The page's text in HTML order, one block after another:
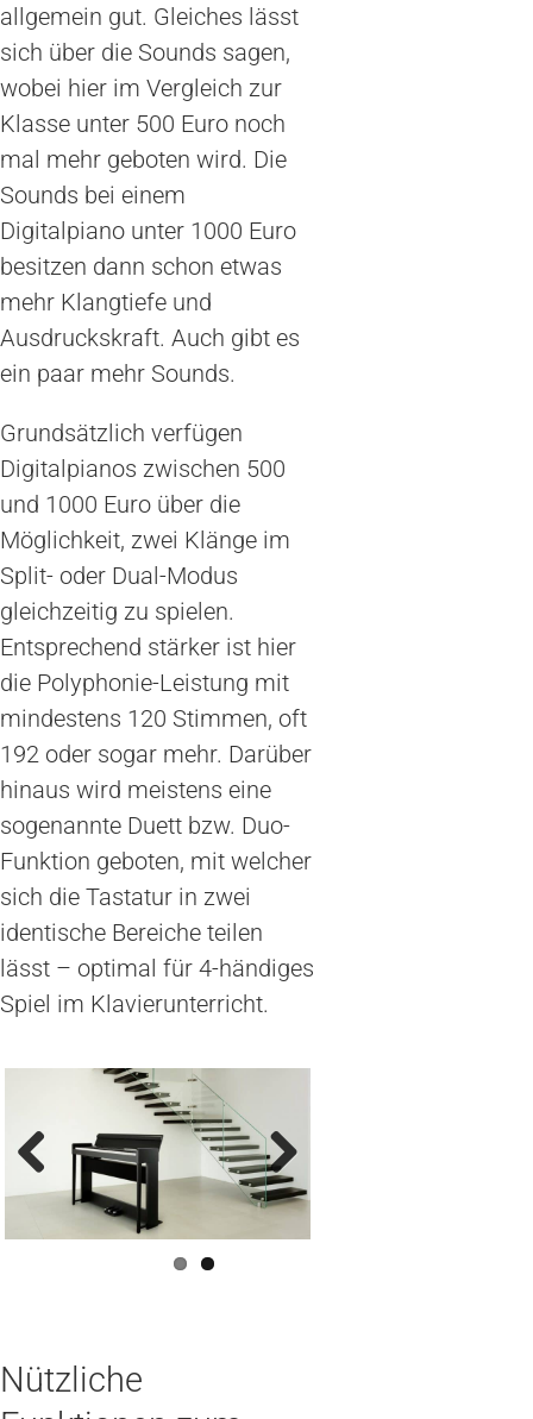
allgemein gut. Gleiches lässt
sich über die Sounds sagen,
wobei hier im Vergleich zur
Klasse unter 500 Euro noch
mal mehr geboten wird. Die
Sounds bei einem
Digitalpiano unter 1000 Euro
besitzen dann schon etwas
mehr Klangtiefe und
Ausdruckskraft. Auch gibt es
ein paar mehr Sounds.
Grundsätzlich verfügen
Digitalpianos zwischen 500
und 1000 Euro über die
Möglichkeit, zwei Klänge im
Split- oder Dual-Modus
gleichzeitig zu spielen.
Entsprechend stärker ist hier
die Polyphonie-Leistung mit
mindestens 120 Stimmen, oft
192 oder sogar mehr. Darüber
hinaus wird meistens eine
sogenannte Duett bzw. Duo-
Funktion geboten, mit welcher
sich die Tastatur in zwei
identische Bereiche teilen
lässt – optimal für 4-händiges
Spiel im Klavierunterricht.
Previous Next
Nützliche